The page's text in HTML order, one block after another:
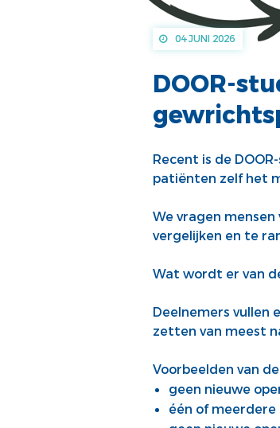
04 JUNI 2026
DOOR-
Recent is de
patiënten zelf het
We vragen
vergelijken en te
Wat wordt er van
Deelnemers vullen
zetten van meest
Voorbeelden van
geen nieuwe
één of meerdere